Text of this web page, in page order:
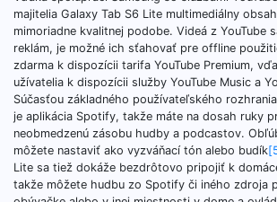
majitelia Galaxy Tab S6 Lite multimediálny
mimoriadne kvalitnej podobe. Videá z YouTube
reklám, je možné ich sťahovať pre offline
zdarma k dispozícii tarifa YouTube Premium,
užívatelia k dispozícii služby YouTube Music a
Súčasťou základného používateľského
je aplikácia Spotify, takže máte na dosah ruky
neobmedzenú zásobu hudby a podcastov.
môžete nastaviť ako vyzváňací tón alebo budík
Lite sa tiež dokáže bezdrôtovo pripojiť k
takže môžete hudbu zo Spotify či iného zdroja